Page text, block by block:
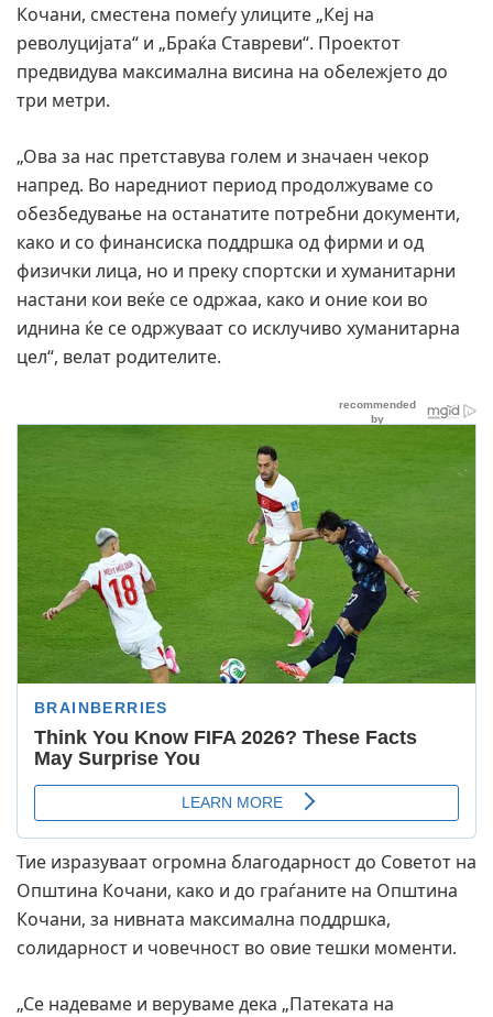
Кочани, сместена помеѓу улиците „Кеј на
револуцијата“ и „Браќа Ставреви“. Проектот
предвидува максимална висина на обележјето до
три метри.
„Ова за нас претставува голем и значаен чекор
напред. Во наредниот период продолжуваме со
обезбедување на останатите потребни документи,
како и со финансиска поддршка од фирми и од
физички лица, но и преку спортски и хуманитарни
настани кои веќе се одржаа, како и оние кои во
иднина ќе се одржуваат со исклучиво хуманитарна
цел“, велат родителите.
Тие изразуваат огромна благодарност до Советот на
Општина Кочани, како и до граѓаните на Општина
Кочани, за нивната максимална поддршка,
солидарност и човечност во овие тешки моменти.
„Се надеваме и веруваме дека „Патеката на